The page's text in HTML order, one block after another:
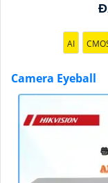
AI
Camera Eyeball